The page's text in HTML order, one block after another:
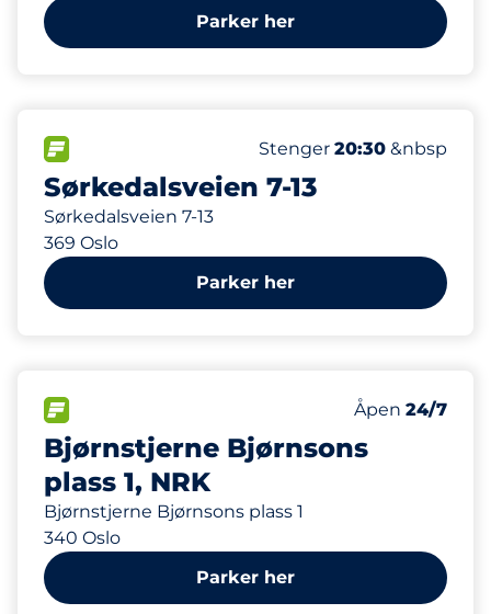
Parker her
Sørkedalsveien 7-13
Sørkedalsveien 7-13
369 Oslo
Antall parkeringsplasser:
Parkeringsplasser&nbsp
Torsdag&nbsp
Stenger 20:30 &nbsp
171 m
Parker her
Bjørnstjerne Bjørnsons
plass 1, NRK
Bjørnstjerne Bjørnsons plass 1
340 Oslo
Antall
550
Torsdag&nbsp
Åpen 24/7
627 m
Parker her